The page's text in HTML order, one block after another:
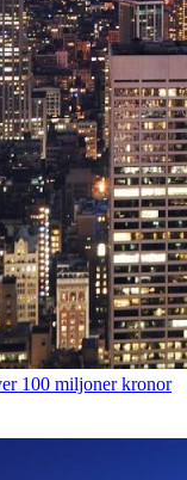
100 miljoner kronor